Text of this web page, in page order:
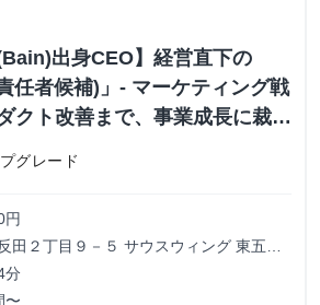
出身CEO】経営直下の
任者候補)」- マーケティング戦
クト改善まで、事業成長に裁量
グレード
円
田２丁目９－５ サウスウィング 東五反
分
〜